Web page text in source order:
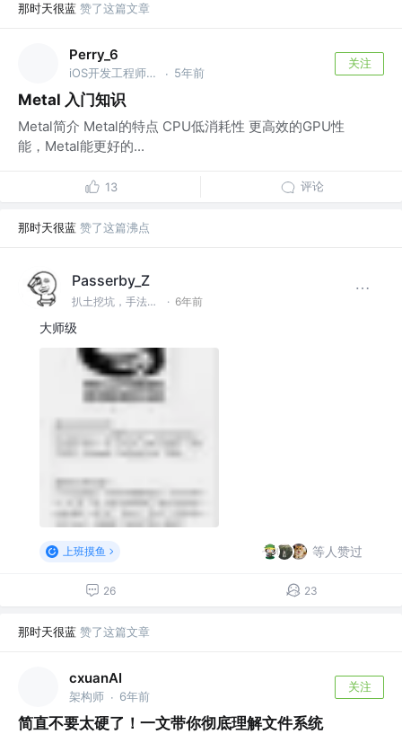
那时天很蓝 赞了这篇文章
Perry_6
iOS开发工程师 @百度 · 5年前
关注
Metal 入门知识
Metal简介 Metal的特点 CPU低消耗性 更高效的GPU性
能，Metal能更好的...
13 评论
那时天很蓝 赞了这篇沸点
Passerby_Z
扒土挖坑，手法绝妙 @杭州 · 6年前
大师级
上班摸鱼 等人赞过
26 23
那时天很蓝 赞了这篇文章
cxuanAI
架构师 · 6年前
关注
简直不要太硬了！一文带你彻底理解文件系统